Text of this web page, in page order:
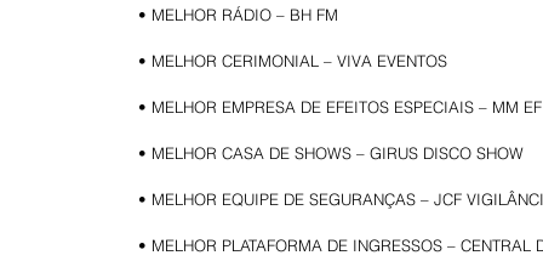
• MELHOR RÁDIO – BH FM
• MELHOR CERIMONIAL – VIVA EVENTOS
• MELHOR EMPRESA DE EFEITOS ESPECIAIS – MM
• MELHOR CASA DE SHOWS – GIRUS DISCO SHOW
• MELHOR EQUIPE DE SEGURANÇAS – JCF
• MELHOR PLATAFORMA DE INGRESSOS – CENTRAL